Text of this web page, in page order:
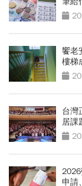
饗老
樓梯
台灣
居課
申請